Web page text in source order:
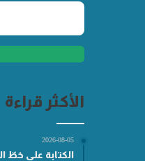
الأكثر قراءة
2026-08-05
الكتابة على خطّ